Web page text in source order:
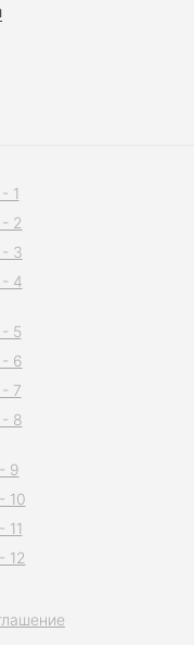
1
2
- 3
- 4
5
- 6
7
- 8
9
10
11
12